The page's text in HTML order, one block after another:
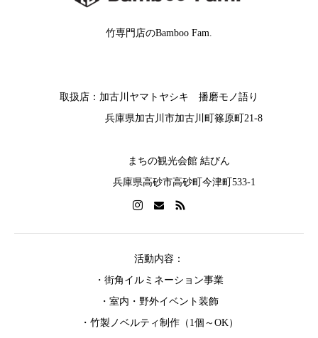
竹専門店のBamboo Fam.
取扱店：加古川ヤマトヤシキ 播磨モノ語り
兵庫県加古川市加古川町篠原町21-8
まちの観光会館 結びん
兵庫県高砂市高砂町今津町533-1
活動内容：
・街角イルミネーション事業
・室内・野外イベント装飾
・竹製ノベルティ制作（1個～OK）